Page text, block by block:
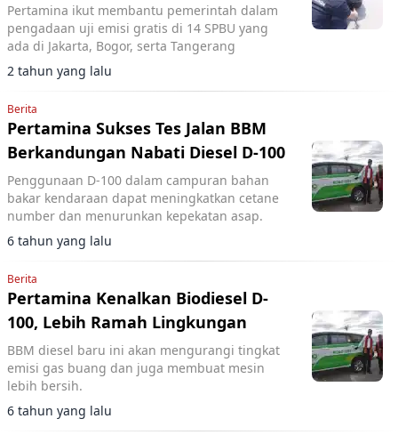
Pertamina ikut membantu pemerintah dalam
pengadaan uji emisi gratis di 14 SPBU yang
ada di Jakarta, Bogor, serta Tangerang
2 tahun yang lalu
Berita
Pertamina Sukses Tes Jalan BBM
Berkandungan Nabati Diesel D-100
Penggunaan D-100 dalam campuran bahan
bakar kendaraan dapat meningkatkan cetane
number dan menurunkan kepekatan asap.
6 tahun yang lalu
Berita
Pertamina Kenalkan Biodiesel D-
100, Lebih Ramah Lingkungan
BBM diesel baru ini akan mengurangi tingkat
emisi gas buang dan juga membuat mesin
lebih bersih.
6 tahun yang lalu